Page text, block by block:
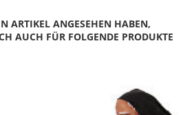
ARTIKEL ANGESEHEN HABEN,
AUCH FÜR FOLGENDE PRODUKTE